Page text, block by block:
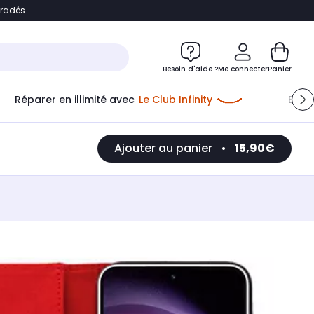
Accéder directement au chatbot
Besoin d'aide ?Me connecter
Me connecter
Nouveau clientCréer mon compte
ou me connecter avec
Panier
Réparer en illimité avec Le Club Infinity
Ajouter au panier • 15,90€